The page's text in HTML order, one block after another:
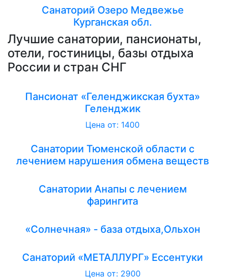
Санаторий Озеро Медвежье
Курганская обл.
Лучшие санатории, пансионаты,
отели, гостиницы, базы отдыха
России и стран СНГ
Пансионат «Геленджикская бухта»
Геленджик
Цена от: 1400
Санатории Тюменской области с
лечением нарушения обмена веществ
Санатории Анапы с лечением
фарингита
«Солнечная» - база отдыха,Ольхон
Санаторий «МЕТАЛЛУРГ» Ессентуки
Цена от: 2900